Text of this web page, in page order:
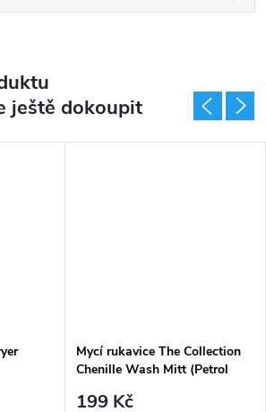
ještě dokoupit
Mycí rukavice The Collection
Chenille Wash Mitt (Petrol
199 Kč